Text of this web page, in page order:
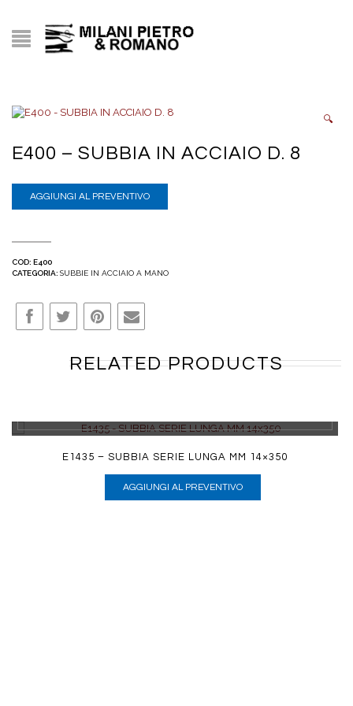
🔍
E400 – SUBBIA IN ACCIAIO D. 8
AGGIUNGI AL PREVENTIVO
COD: E400
CATEGORIA: SUBBIE IN ACCIAIO A MANO
RELATED PRODUCTS
E1435 – SUBBIA SERIE LUNGA MM 14×350
AGGIUNGI AL PREVENTIVO